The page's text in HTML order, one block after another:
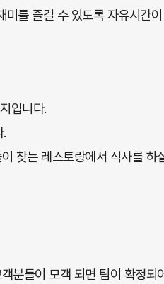
를 즐길 수 있도록 자유시간
입니다.
.
찾는 레스토랑에서 식사를 하
분들이 모객 되면 팀이 확정되